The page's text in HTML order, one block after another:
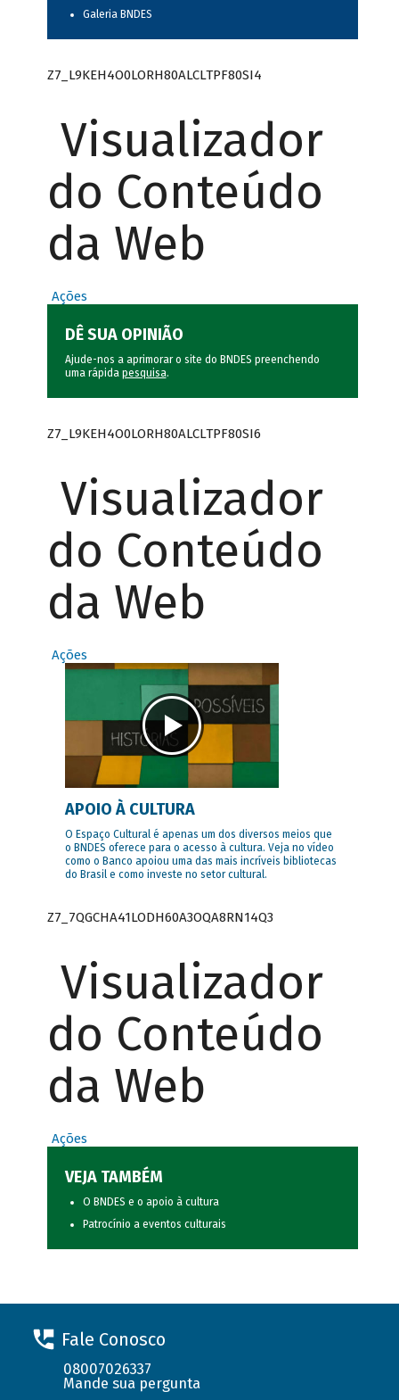
Galeria BNDES
Z7_L9KEH4O0LORH80ALCLTPF80SI4
Visualizador
do Conteúdo
da Web
Ações
DÊ SUA OPINIÃO
Ajude-nos a aprimorar o site do BNDES preenchendo
uma rápida pesquisa.
Z7_L9KEH4O0LORH80ALCLTPF80SI6
Visualizador
do Conteúdo
da Web
Ações
APOIO À CULTURA
O Espaço Cultural é apenas um dos diversos meios que
o BNDES oferece para o acesso à cultura. Veja no vídeo
como o Banco apoiou uma das mais incríveis bibliotecas
do Brasil e como investe no setor cultural.
Z7_7QGCHA41LODH60A3OQA8RN14Q3
Visualizador
do Conteúdo
da Web
Ações
VEJA TAMBÉM
O BNDES e o apoio à cultura
Patrocínio a eventos culturais
Fale Conosco
08007026337
Mande sua pergunta